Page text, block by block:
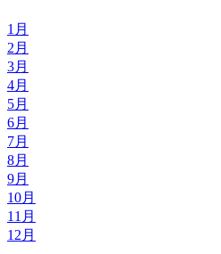
1月
2月
3月
4月
5月
6月
7月
8月
9月
10月
11月
12月